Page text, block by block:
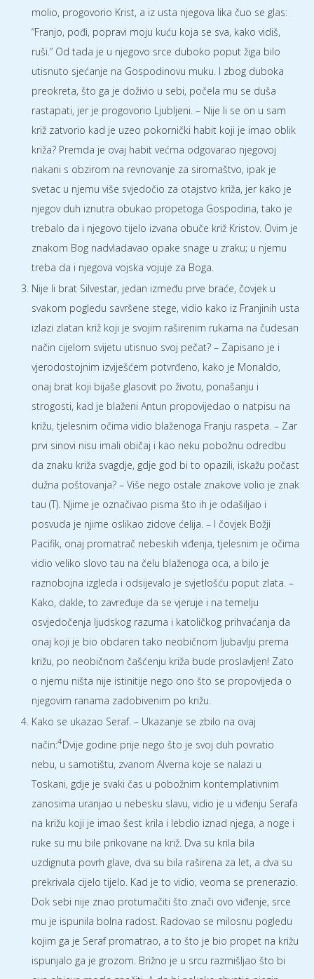
molio, progovorio Krist, a iz usta njegova lika čuo se glas:
“Franjo, pođi, popravi moju kuću koja se sva, kako vidiš,
ruši.” Od tada je u njegovo srce duboko poput žiga bilo
utisnuto sjećanje na Gospodinovu muku. I zbog duboka
preokreta, što ga je doživio u sebi, počela mu se duša
rastapati, jer je progovorio Ljubljeni. – Nije li se on u sam
križ zatvorio kad je uzeo pokornički habit koji je imao oblik
križa? Premda je ovaj habit većma odgovarao njegovoj
nakani s obzirom na revnovanje za siromaštvo, ipak je
svetac u njemu više svjedočio za otajstvo križa, jer kako je
njegov duh iznutra obukao propetoga Gospodina, tako je
trebalo da i njegovo tijelo izvana obuče križ Kristov. Ovim je
znakom Bog nadvladavao opake snage u zraku; u njemu
treba da i njegova vojska vojuje za Boga.
Nije li brat Silvestar, jedan između prve braće, čovjek u
svakom pogledu savršene stege, vidio kako iz Franjinih usta
izlazi zlatan križ koji je svojim raširenim rukama na čudesan
način cijelom svijetu utisnuo svoj pečat? – Zapisano je i
vjerodostojnim izviješćem potvrđeno, kako je Monaldo,
onaj brat koji bijaše glasovit po životu, ponašanju i
strogosti, kad je blaženi Antun propovijedao o natpisu na
križu, tjelesnim očima vidio blaženoga Franju raspeta. – Zar
prvi sinovi nisu imali običaj i kao neku pobožnu odredbu
da znaku križa svagdje, gdje god bi to opazili, iskažu počast
dužna poštovanja? – Više nego ostale znakove volio je znak
tau (T). Njime je označivao pisma što ih je odašiljao i
posvuda je njime oslikao zidove ćelija. – I čovjek Božji
Pacifik, onaj promatrač nebeskih viđenja, tjelesnim je očima
vidio veliko slovo tau na čelu blaženoga oca, a bilo je
raznobojna izgleda i odsijevalo je svjetlošću poput zlata. –
Kako, dakle, to zavređuje da se vjeruje i na temelju
osvjedočenja ljudskog razuma i katoličkog prihvaćanja da
onaj koji je bio obdaren tako neobičnom ljubavlju prema
križu, po neobičnom čašćenju križa bude proslavljen! Zato
o njemu ništa nije istinitije nego ono što se propovijeda o
njegovim ranama zadobivenim po križu.
Kako se ukazao Seraf. – Ukazanje se zbilo na ovaj
način:4Dvije godine prije nego što je svoj duh povratio
nebu, u samotištu, zvanom Alverna koje se nalazi u
Toskani, gdje je svaki čas u pobožnim kontemplativnim
zanosima uranjao u nebesku slavu, vidio je u viđenju Serafa
na križu koji je imao šest krila i lebdio iznad njega, a noge i
ruke su mu bile prikovane na križ. Dva su krila bila
uzdignuta povrh glave, dva su bila raširena za let, a dva su
prekrivala cijelo tijelo. Kad je to vidio, veoma se prenerazio.
Dok sebi nije znao protumačiti što znači ovo viđenje, srce
mu je ispunila bolna radost. Radovao se milosnu pogledu
kojim ga je Seraf promatrao, a to što je bio propet na križu
ispunjalo ga je grozom. Brižno je u srcu razmišljao što bi